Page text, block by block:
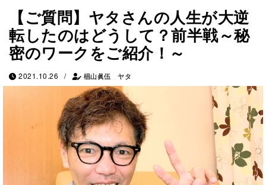
【ご質問】ヤタさんの人生が大逆
転したのはどうして？前半戦～秘
密のワークをご紹介！～
2021.10.26 / 椙山眞伍 ヤタ